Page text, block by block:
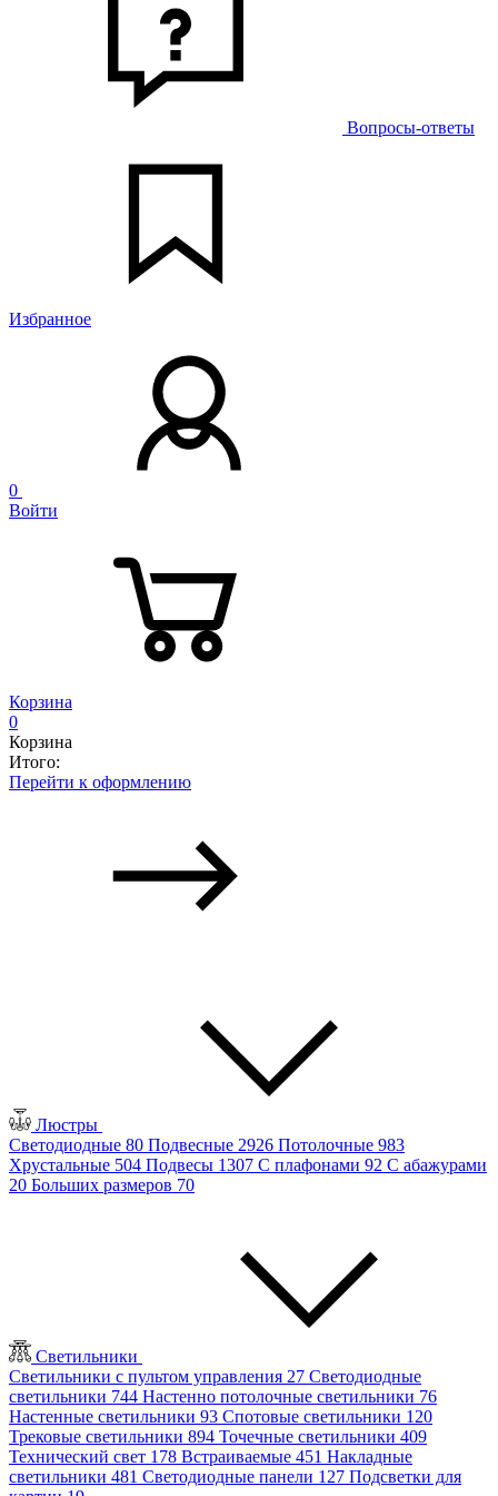
Вопросы-ответы
Избранное
0
Войти
Корзина
0
Корзина
Итого:
Перейти к оформлению
Люстры
Светодиодные 80 Подвесные 2926 Потолочные 983
Хрустальные 504 Подвесы 1307 С плафонами 92 С абажурами
20 Больших размеров 70
Светильники
Светильники с пультом управления 27 Светодиодные
светильники 744 Настенно потолочные светильники 76
Настенные светильники 93 Спотовые светильники 120
Трековые светильники 894 Точечные светильники 409
Технический свет 178 Встраиваемые 451 Накладные
светильники 481 Светодиодные панели 127 Подсветки для